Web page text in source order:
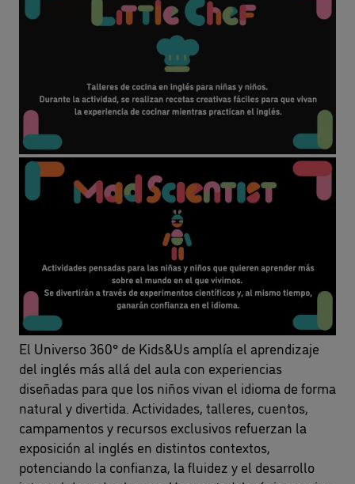
El Universo 360° de Kids&Us amplía el aprendizaje
del inglés más allá del aula con experiencias
diseñadas para que los niños vivan el idioma de forma
natural y divertida. Actividades, talleres, cuentos,
campamentos y recursos exclusivos refuerzan la
exposición al inglés en distintos contextos,
potenciando la confianza, la fluidez y el desarrollo